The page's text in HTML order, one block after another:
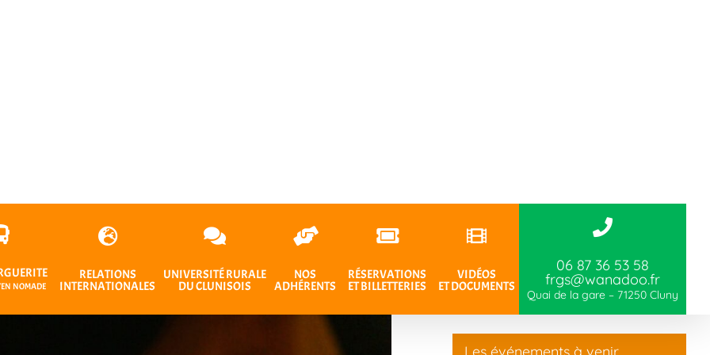
NOMADE
RELATIONS
INTERNATIONALES
UNIVERSITÉ RURALE
DU CLUNISOIS
NOS
ADHÉRENTS
RÉSERVATIONS
ET BILLETTERIES
VIDÉOS
ET DOCUMENTS
06 87 36 53 58
frgs@wanadoo.fr
Quai de la gare – 71250 Cluny